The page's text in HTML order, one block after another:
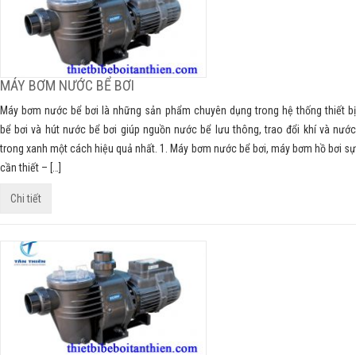
MÁY BƠM NƯỚC BỂ BƠI
Máy bơm nước bể bơi là những sản phẩm chuyên dụng trong hệ thống thiết bị
bể bơi và hút nước bể bơi giúp nguồn nước bể lưu thông, trao đổi khí và nước
trong xanh một cách hiệu quả nhất. 1. Máy bơm nước bể bơi, máy bơm hồ bơi sự
cần thiết – […]
Chi tiết